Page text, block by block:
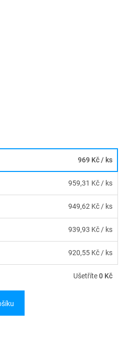
969 Kč/ ks
959,31 Kč/ ks
949,62 Kč/ ks
939,93 Kč/ ks
920,55 Kč/ ks
Ušetříte0 Kč